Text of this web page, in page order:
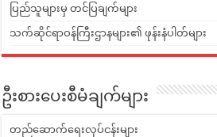
ပြည်သူများမှ တင်ပြချက်များ
သက်ဆိုင်ရာဝန်ကြီးဌာနများ၏ ဖုန်းနံပါတ်များ
ဦးစားပေးစီမံချက်များ
တည်ဆောက်ရေးလုပ်ငန်းများ